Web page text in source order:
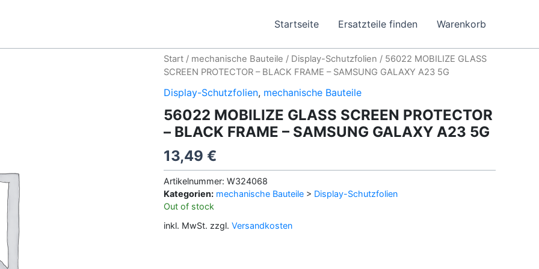
Startseite Ersatzteile finden Warenkorb
Start / mechanische Bauteile / Display-Schutzfolien / 56022 MOBILIZE GLASS
SCREEN PROTECTOR – BLACK FRAME – SAMSUNG GALAXY A23 5G
Display-Schutzfolien, mechanische Bauteile
56022 MOBILIZE GLASS SCREEN PROTECTOR
– BLACK FRAME – SAMSUNG GALAXY A23 5G
13,49 €
Artikelnummer: W324068
Kategorien: mechanische Bauteile > Display-Schutzfolien
Out of stock
inkl. MwSt. zzgl. Versandkosten